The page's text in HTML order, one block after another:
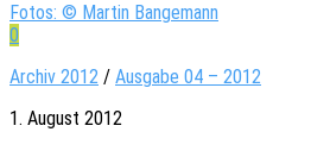
Fotos: © Martin Bangemann
0
Archiv 2012 / Ausgabe 04 – 2012
1. August 2012